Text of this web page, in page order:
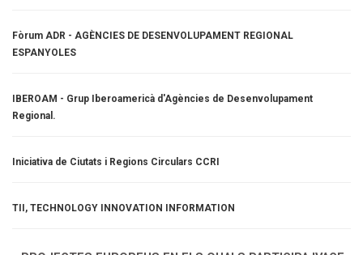
Fòrum ADR - AGÈNCIES DE DESENVOLUPAMENT REGIONAL
ESPANYOLES
IBEROAM - Grup Iberoamericà d'Agències de Desenvolupament
Regional.
Iniciativa de Ciutats i Regions Circulars CCRI
TII, TECHNOLOGY INNOVATION INFORMATION